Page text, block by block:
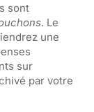
sont
. Le
une
sur
par votre